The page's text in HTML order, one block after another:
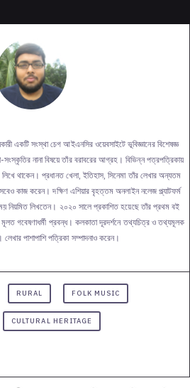
একটি সংস্থা চেগ আইএনসির ওয়েবসাইটে ভূবিজ্ঞানের বিশেষজ্ঞ
নানা বিষয়ে তাঁর বরাবরের আগ্রহ। বিভিন্ন পত্রপত্রিকায়
লিখে থাকেন। প্রধানত খেলা, ইতিহাস, সিনেমা তাঁর লেখার অন্যতম
কাজ করেন। দক্ষিণ এশিয়ার বৃহত্তম অনলাইন নলেজ প্ল্যাটফর্ম
নিয়মিত লিখতেন। ২০২০ সালে প্রকাশিত হয়েছে তাঁর প্রথম বই
মূলত গবেষণাধর্মী প্রবন্ধ। কলকাতা দূরদর্শনে তথ্যচিত্র ও তথ্যমূলক
পাশাপাশি পত্রিকা সম্পাদনাও করেন।
RURAL FOLK MUSIC
CULTURAL HERITAGE